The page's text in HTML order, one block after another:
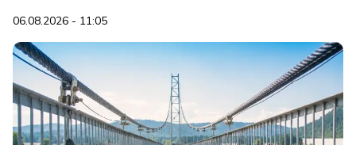
06.08.2026 - 11:05